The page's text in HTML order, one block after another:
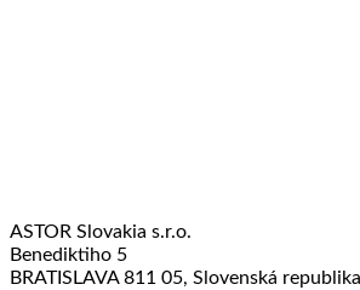
ASTOR Slovakia s.r.o.
Benediktiho 5
BRATISLAVA 811 05, Slovenská republika